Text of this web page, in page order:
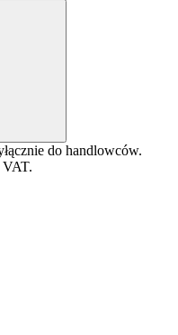
do handlowców.